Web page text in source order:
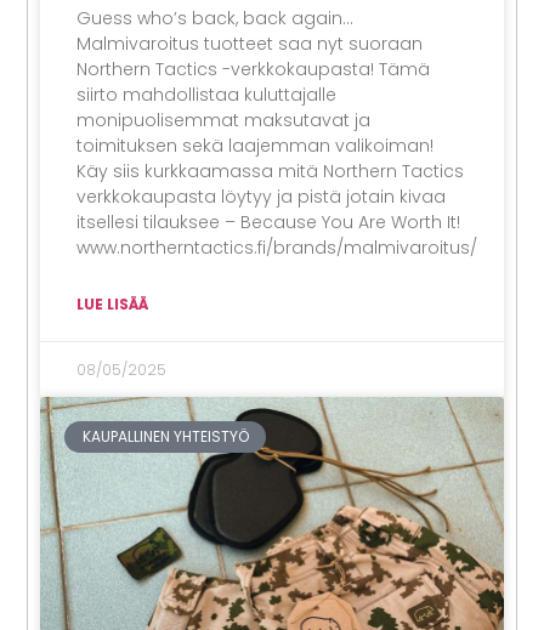
Guess who’s back, back again…
Malmivaroitus tuotteet saa nyt suoraan
Northern Tactics -verkkokaupasta! Tämä
siirto mahdollistaa kuluttajalle
monipuolisemmat maksutavat ja
toimituksen sekä laajemman valikoiman!
Käy siis kurkkaamassa mitä Northern Tactics
verkkokaupasta löytyy ja pistä jotain kivaa
itsellesi tilauksee – Because You Are Worth It!
www.northerntactics.fi/brands/malmivaroitus/
LUE LISÄÄ
08/05/2025
KAUPALLINEN YHTEISTYÖ